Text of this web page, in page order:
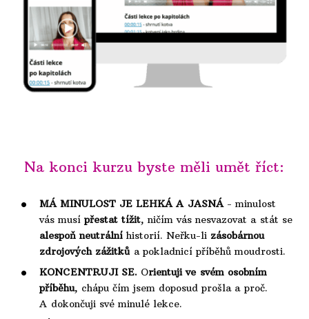
Na konci kurzu byste měli umět říct:
MÁ MINULOST JE LEHKÁ A JASNÁ-minulost
vás musípřestat tížit, ničím vás nesvazovat a stát se
alespoň neutrální historií. Neřku-li zásobárnou
zdrojových zážitků a pokladnicí příběhů moudrosti.
KONCENTRUJI SE. Orientuji ve svém osobním
příběhu, chápu čím jsem doposud prošla a proč.
A dokončuji své minulé lekce.